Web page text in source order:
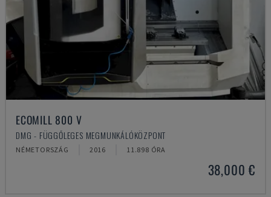
ECOMILL 800 V
DMG - FÜGGŐLEGES MEGMUNKÁLÓKÖZPONT
NÉMETORSZÁG 2016 11.898 ÓRA
38,000 €